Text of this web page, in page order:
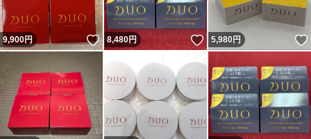
9,900円 いいね！
8,480円 いいね！
5,980円